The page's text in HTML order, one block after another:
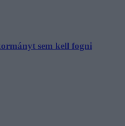
sem kell fogni